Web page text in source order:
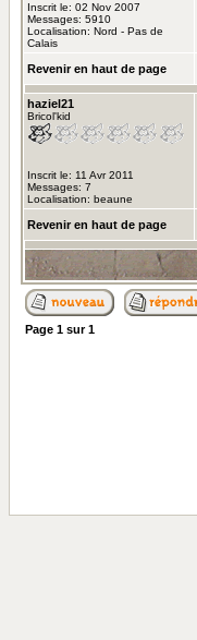
Inscrit le: 02 Nov 2007
Messages: 5910
Localisation: Nord - Pas de
Calais
Revenir en haut de page
haziel21
Bricol'kid
Inscrit le: 11 Avr 2011
Messages: 7
Localisation: beaune
Revenir en haut de page
Page 1 sur1